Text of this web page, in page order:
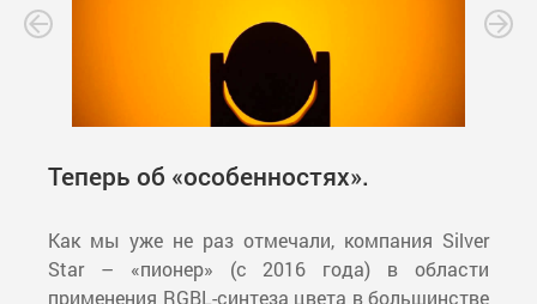
Теперь об «особенностях».
Как мы уже не раз отмечали, компания Silver
Star – «пионер» (с 2016 года) в области
применения RGBL-синтеза цвета в большинстве